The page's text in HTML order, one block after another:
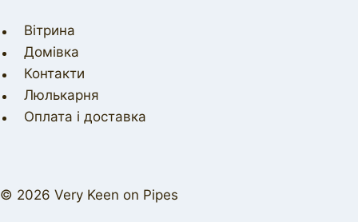
Вітрина
Домівка
Контакти
Люлькарня
Оплата і доставка
© 2026 Very Keen on Pipes